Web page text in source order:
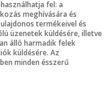
fel: a
meghívására és
termékeivel és
üzenetek küldésére, illetve
álló harmadik felek
küldésére. Az
minden ésszerű